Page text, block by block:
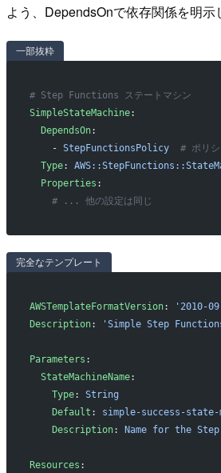
よう、DependsOnで依存関係を明示
一部抜粋
# Step Functions ステートマシン
SimpleStateMachine:
  DependsOn
:
    -
StepFunctionsPolicy
# ポリシ
  Type
:
  Properties
:
    # ... 他の設定は同じ
完全なテンプレート
AWSTemplateFormatVersion:
'2010-
Description: 'Simple Step
Parameters :
  StateMachineName
:
    Type
: String
    Default
: simple-success-state-
    Description
: Name for the
Resources :